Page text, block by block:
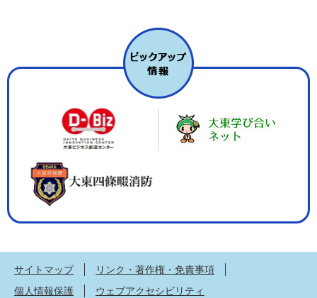
サイトマップ
リンク・著作権・免責事項
個人情報保護
ウェブアクセシビリティ